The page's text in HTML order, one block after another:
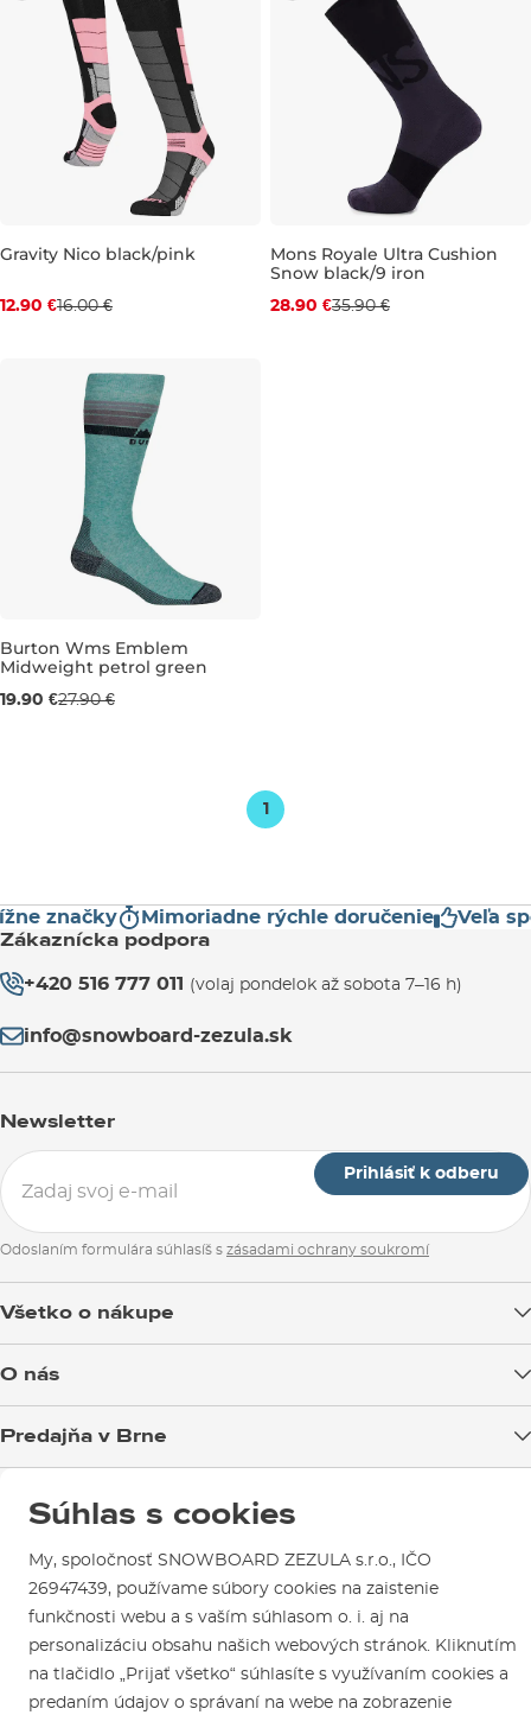
Gravity Nico black/pink
12.90 €16.00 €
Zľava -20 %
Mons Royale Ultra Cushion
Snow black/9 iron
28.90 €35.90 €
Výpredaj -29 %
Burton Wms Emblem
Midweight petrol green
19.90 €27.90 €
1
značky Mimoriadne rýchle doručenie Veľa
Zákaznícka podpora
+420 516 777 011 (volaj pondelok až sobota 7–16 h)
info@snowboard-zezula.sk
Newsletter
Prihlásiť k odberu
Odoslaním formulára súhlasíš s zásadami ochrany soukromí
Všetko o nákupe
Výmena a vrátenie tovaru
Reklamácie
Návody na použitie a údržbu
O nás
Predajňa v Brne
Mapa a ako k nám
Parkovanie
Požičovňa
Sme overený e-shop.
CertifikátOverené zákazníkmi.
Súhlas s cookies
My, spoločnosť SNOWBOARD ZEZULA s.r.o., IČO
26947439, používame súbory cookies na zaistenie
funkčnosti webu a s vaším súhlasom o. i. aj na
personalizáciu obsahu našich webových stránok. Kliknutím
na tlačidlo „Prijať všetko“ súhlasíte s využívaním cookies a
predaním údajov o správaní na webe na zobrazenie